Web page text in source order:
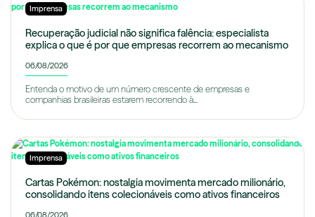
Imprensa
Recuperação judicial não significa falência: especialista
explica o que é por que empresas recorrem ao mecanismo
06/08/2026
Entenda o motivo de um número crescente de empresas e
companhias brasileiras estarem recorrendo à...
Imprensa
Cartas Pokémon: nostalgia movimenta mercado milionário,
consolidando itens colecionáveis como ativos financeiros